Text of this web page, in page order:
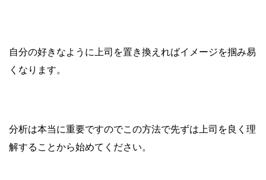
自分の好きなように上司を置き換えればイメージを掴み易
くなります。
分析は本当に重要ですのでこの方法で先ずは上司を良く理
解することから始めてください。